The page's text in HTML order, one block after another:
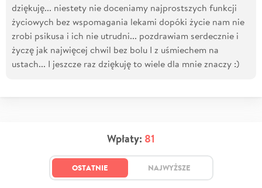
dziękuję... niestety nie doceniamy najprostszych funkcji
życiowych bez wspomagania lekami dopóki życie nam nie
zrobi psikusa i ich nie utrudni... pozdrawiam serdecznie i
życzę jak najwięcej chwil bez bolu I z uśmiechem na
ustach... I jeszcze raz dziękuję to wiele dla mnie znaczy :)
Wpłaty: 81
OSTATNIE NAJWYŻSZE